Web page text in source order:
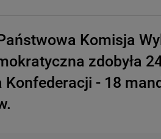
Komisja
zdobyła
Konfederacji - 18